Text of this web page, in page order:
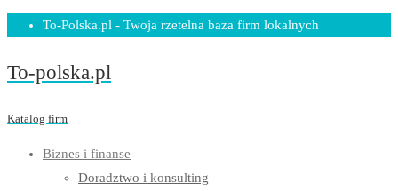
Skip
content
To-Polska.pl - Twoja rzetelna baza firm lokalnych
To-polska.pl
Katalog firm
Biznes i finanse
Doradztwo i konsulting